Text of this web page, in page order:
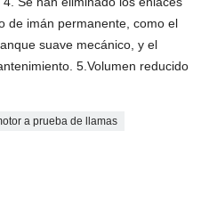
de imán permanente, como el
suave mecánico, y el
5.Volumen reducido
a prueba de llamas